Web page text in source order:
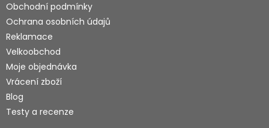
Obchodní podmínky
Ochrana osobních údajů
Reklamace
Velkoobchod
Moje objednávka
Vrácení zboží
Blog
Testy a recenze